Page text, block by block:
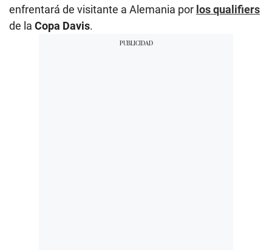
enfrentará de visitante a Alemania por los qualifiers
de la Copa Davis.